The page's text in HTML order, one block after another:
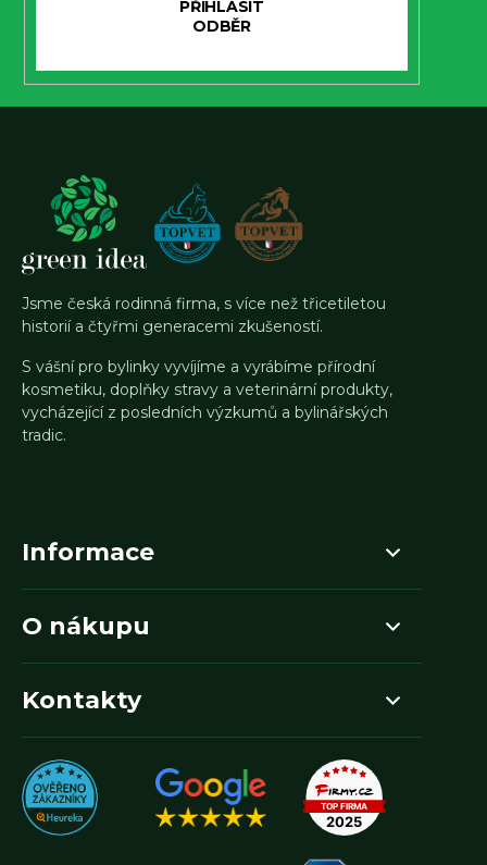
PŘIHLÁSIT
Jsme česká rodinná firma, s více než třicetiletou
historií a čtyřmi generacemi zkušeností.
S vášní pro bylinky vyvíjíme a vyrábíme přírodní
kosmetiku, doplňky stravy a veterinární produkty,
vycházející z posledních výzkumů a bylinářských
tradic.
Informace
O nákupu
Kontakty